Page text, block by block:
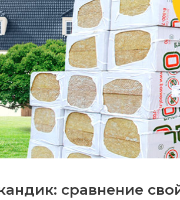
сравнение